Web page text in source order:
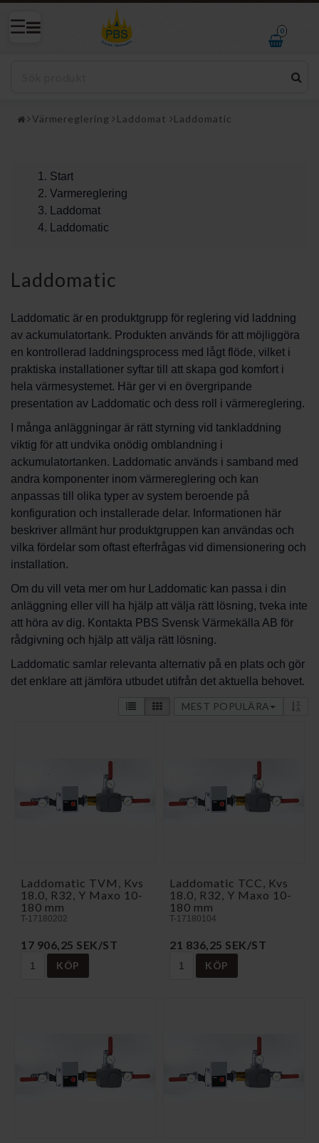
0
Värmereglering Laddomat Laddomatic
Start
Varmereglering
Laddomat
Laddomatic
Laddomatic
Laddomatic är en produktgrupp för reglering vid laddning
av ackumulatortank. Produkten används för att möjliggöra
en kontrollerad laddningsprocess med lågt flöde, vilket i
praktiska installationer syftar till att skapa god komfort i
hela värmesystemet. Här ger vi en övergripande
presentation av Laddomatic och dess roll i värmereglering.
I många anläggningar är rätt styrning vid tankladdning
viktig för att undvika onödig omblandning i
ackumulatortanken. Laddomatic används i samband med
andra komponenter inom värmereglering och kan
anpassas till olika typer av system beroende på
konfiguration och installerade delar. Informationen här
beskriver allmänt hur produktgruppen kan användas och
vilka fördelar som oftast efterfrågas vid dimensionering och
installation.
Om du vill veta mer om hur Laddomatic kan passa i din
anläggning eller vill ha hjälp att välja rätt lösning, tveka inte
att höra av dig. Kontakta PBS Svensk Värmekälla AB för
rådgivning och hjälp att välja rätt lösning.
Laddomatic samlar relevanta alternativ på en plats och gör
det enklare att jämföra utbudet utifrån det aktuella behovet.
MEST POPULÄRA
Laddomatic TVM, Kvs
18.0, R32, Y Maxo 10-
180 mm
T-17180202
17 906,25 SEK/ST
KÖP
Laddomatic TCC, Kvs
18.0, R32, Y Maxo 10-
180 mm
T-17180104
21 836,25 SEK/ST
KÖP